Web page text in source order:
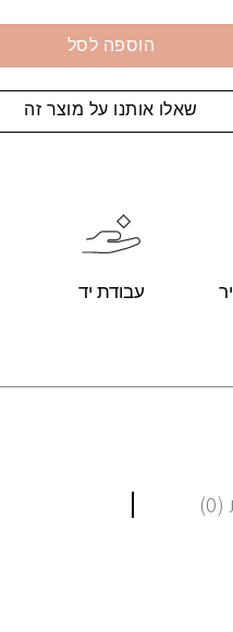
הוספה לסל
שאלו אותנו על מוצר זה
עבודת יד